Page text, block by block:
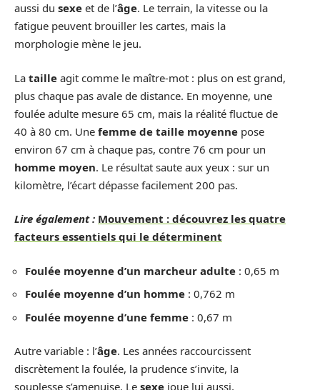
aussi du sexe et de l’âge. Le terrain, la vitesse ou la
fatigue peuvent brouiller les cartes, mais la
morphologie mène le jeu.
La taille agit comme le maître-mot : plus on est grand,
plus chaque pas avale de distance. En moyenne, une
foulée adulte mesure 65 cm, mais la réalité fluctue de
40 à 80 cm. Une femme de taille moyenne pose
environ 67 cm à chaque pas, contre 76 cm pour un
homme moyen. Le résultat saute aux yeux : sur un
kilomètre, l’écart dépasse facilement 200 pas.
Lire également : Mouvement : découvrez les quatre
facteurs essentiels qui le déterminent
Foulée moyenne d’un marcheur adulte : 0,65 m
Foulée moyenne d’un homme : 0,762 m
Foulée moyenne d’une femme : 0,67 m
Autre variable : l’âge. Les années raccourcissent
discrètement la foulée, la prudence s’invite, la
souplesse s’amenuise. Le sexe joue lui aussi,